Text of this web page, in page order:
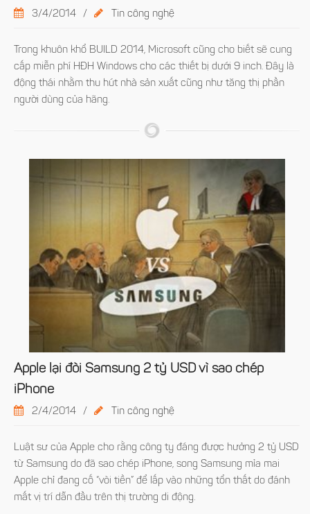
3/4/2014 / Tin công nghệ
Trong khuôn khổ BUILD 2014, Microsoft cũng cho biết sẽ cung
cấp miễn phí HĐH Windows cho các thiết bị dưới 9 inch. Đây là
động thái nhằm thu hút nhà sản xuất cũng như tăng thị phần
người dùng của hãng.
Apple lại đòi Samsung 2 tỷ USD vì sao chép
iPhone
2/4/2014 / Tin công nghệ
Luật sư của Apple cho rằng công ty đáng được hưởng 2 tỷ USD
từ Samsung do đã sao chép iPhone, song Samsung mỉa mai
Apple chỉ đang cố “vòi tiền” để lấp vào những tổn thất do đánh
mất vị trí dẫn đầu trên thị trường di động.